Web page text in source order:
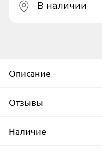
В наличии
Описание
Беспроводные
динамиками,
Отзывы
Будьте
Наличие